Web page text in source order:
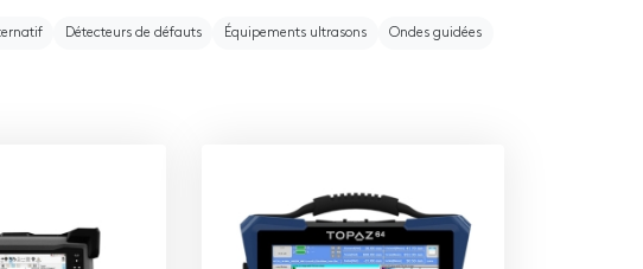
Détecteurs de défauts Équipements ultrasons Ondes guidées